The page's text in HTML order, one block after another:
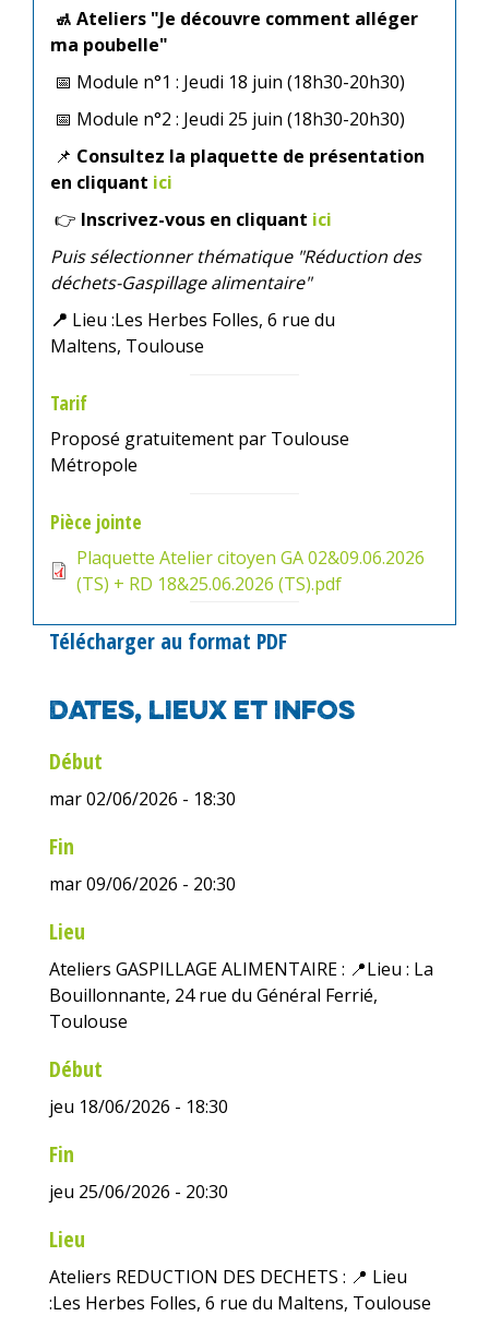
🚮 Ateliers "Je découvre comment alléger
ma poubelle"
📅 Module n°1 : Jeudi 18 juin (18h30-20h30)
📅 ​​​​​​ Module n°2 : Jeudi 25 juin (18h30-20h30)
📌 Consultez la plaquette de présentation
en cliquant ici
👉 Inscrivez-vous en cliquant ici
Puis sélectionner thématique "Réduction des
déchets-Gaspillage alimentaire"
📍 Lieu :Les Herbes Folles, 6 rue du
Maltens, Toulouse
Tarif
Proposé gratuitement par Toulouse
Métropole
Pièce jointe
Plaquette Atelier citoyen GA 02&09.06.2026
(TS) + RD 18&25.06.2026 (TS).pdf
Télécharger au format PDF
Dates, lieux et infos
Début
mar 02/06/2026 - 18:30
Fin
mar 09/06/2026 - 20:30
Lieu
Ateliers GASPILLAGE ALIMENTAIRE : 📍Lieu : La
Bouillonnante, 24 rue du Général Ferrié,
Toulouse
Début
jeu 18/06/2026 - 18:30
Fin
jeu 25/06/2026 - 20:30
Lieu
Ateliers REDUCTION DES DECHETS : 📍 Lieu
:Les Herbes Folles, 6 rue du Maltens, Toulouse